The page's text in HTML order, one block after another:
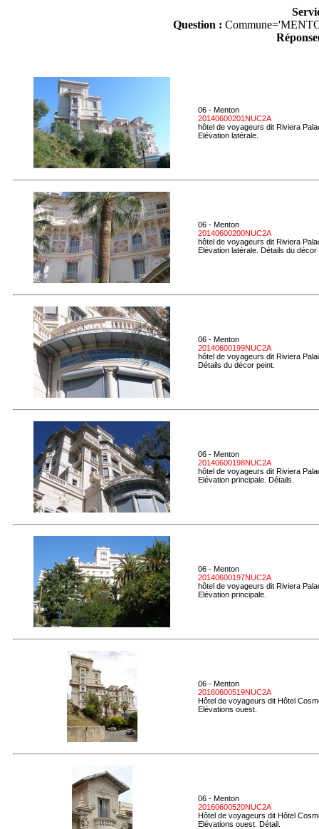
Question :
06 - Menton
20140600201NUC2A
hôtel de voyageurs dit Riviera
Elévation latérale.
06 - Menton
20140600200NUC2A
hôtel de voyageurs dit Riviera
Elévation latérale. Détails du
06 - Menton
20140600199NUC2A
hôtel de voyageurs dit Riviera
Détails du décor peint.
06 - Menton
20140600198NUC2A
hôtel de voyageurs dit Riviera
Elévation principale. Détails.
06 - Menton
20140600197NUC2A
hôtel de voyageurs dit Riviera
Elévation principale.
06 - Menton
20160600519NUC2A
Hôtel de voyageurs dit Hôtel
Elévations ouest.
06 - Menton
20160600520NUC2A
Hôtel de voyageurs dit Hôtel
Elévations ouest. Détail.